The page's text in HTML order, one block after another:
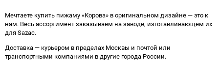
Мечтаете купить пижаму «Корова» в оригинальном дизайне — это к
нам. Весь ассортимент заказываем на заводе, изготавливающем их
для Sazac.
Доставка — курьером в пределах Москвы и почтой или
транспортными компаниями в другие города России.